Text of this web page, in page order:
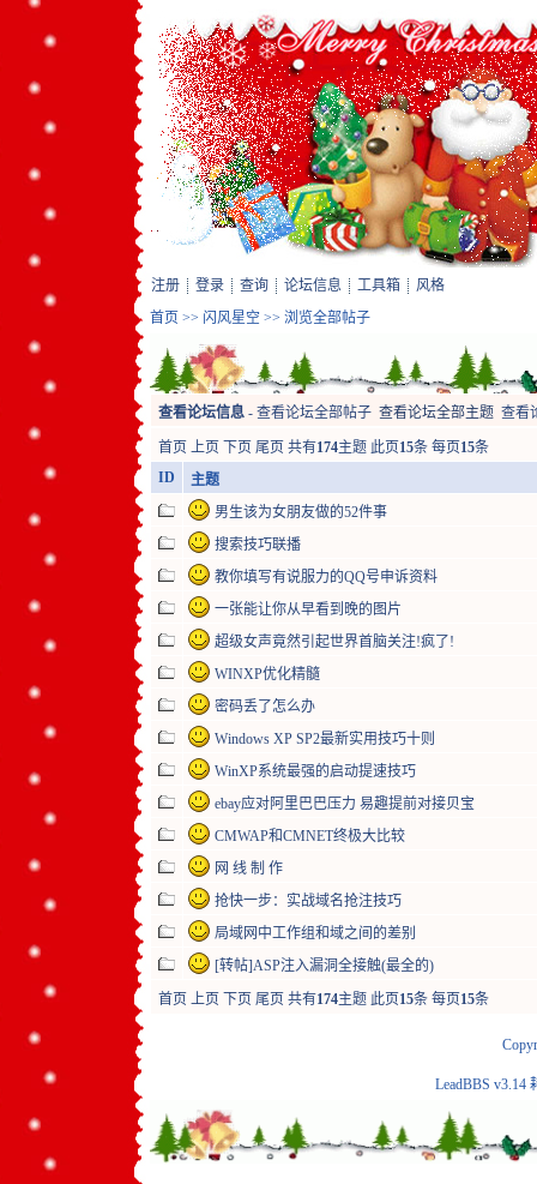
注册 登录 查询 论坛信息 工具箱
风格
首页 >> 闪风星空 >> 浏览全部帖子
查看论坛信息 - 查看论坛全部帖子 查看论坛全部主题 查看
首页 上页 下页 尾页 共有174主题 此页15条 每页15条
ID
主题
男生该为女朋友做的52件事
搜索技巧联播
教你填写有说服力的QQ号申诉资料
一张能让你从早看到晚的图片
超级女声竟然引起世界首脑关注!疯了!
WINXP优化精髓
密码丢了怎么办
Windows XP SP2最新实用技巧十则
WinXP系统最强的启动提速技巧
ebay应对阿里巴巴压力 易趣提前对接贝宝
CMWAP和CMNET终极大比较
网 线 制 作
抢快一步：实战域名抢注技巧
局域网中工作组和域之间的差别
[转帖]ASP注入漏洞全接触(最全的)
首页 上页 下页 尾页 共有174主题 此页15条 每页15条
LeadBBS v3.14